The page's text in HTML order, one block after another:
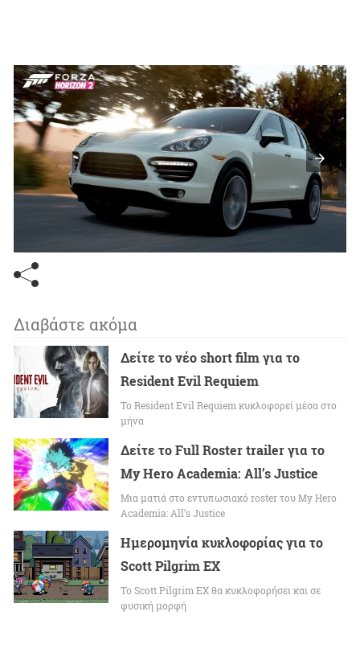
Διαβάστε ακόμα
Δείτε το νέο short film για το
Resident Evil Requiem
To Resident Evil Requiem κυκλοφορεί μέσα στο
μήνα
Δείτε το Full Roster trailer για το
My Hero Academia: All’s Justice
Μια ματιά στο εντυπωσιακό roster του My Hero
Academia: All’s Justice
Ημερομηνία κυκλοφορίας για το
Scott Pilgrim EX
Το Scott Pilgrim EX θα κυκλοφορήσει και σε
φυσική μορφή